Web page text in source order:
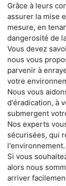
Grâce à leurs
assurer la mise
mesure, en
dangerosité de
Vous devez
nous vous
parvenir à
votre
Nous vous
d'éradication, à
submergent
Nos experts
sécurisées, qui
l'environnement.
Si vous
alors nous
arriver